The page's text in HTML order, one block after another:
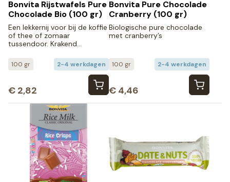
Bonvita Rijstwafels Pure
Chocolade Bio (100 gr)
Een lekkernij voor bij de koffie
of thee of zomaar
tussendoor. Krakend…
100 gr 2-4 werkdagen
€ 2,82
Bonvita Pure Chocolade
Cranberry (100 gr)
Biologische pure chocolade
met cranberry’s
100 gr 2-4 werkdagen
€ 4,46